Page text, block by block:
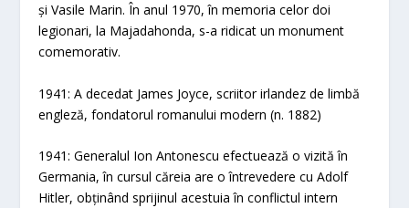
și Vasile Marin. În anul 1970, în memoria celor doi
legionari, la Majadahonda, s-a ridicat un monument
comemorativ.
1941: A decedat James Joyce, scriitor irlandez de limbă
engleză, fondatorul romanului modern (n. 1882)
1941: Generalul Ion Antonescu efectuează o vizită în
Germania, în cursul căreia are o întrevedere cu Adolf
Hitler, obținând sprijinul acestuia în conflictul intern